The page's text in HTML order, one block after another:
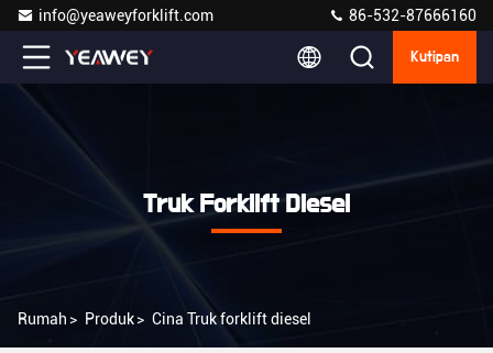
info@yeaweyforklift.com 86-532-87666160
Kutipan
Truk Forklift Diesel
Rumah > Produk> Cina Truk forklift diesel